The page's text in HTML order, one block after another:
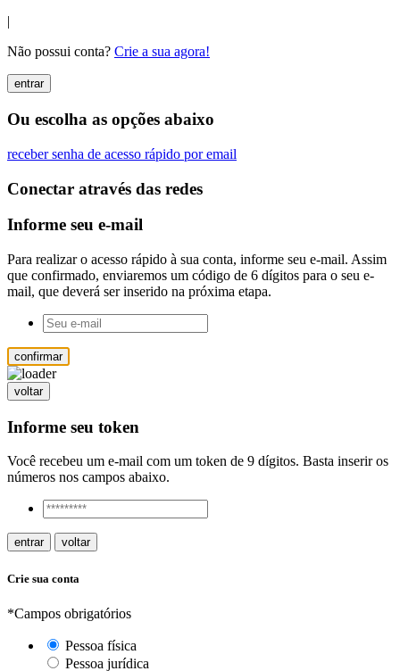
|
Não possui conta? Crie a sua agora!
entrar
Ou escolha as opções abaixo
receber senha de acesso rápido por email
Conectar através das redes
Informe seu e-mail
Para realizar o acesso rápido à sua conta, informe seu e-mail. Assim
que confirmado, enviaremos um código de 6 dígitos para o seu e-
mail, que deverá ser inserido na próxima etapa.
confirmar
voltar
Informe seu token
Você recebeu um e-mail com um token de 9 dígitos. Basta inserir os
números nos campos abaixo.
entrar voltar
Crie sua conta
*Campos obrigatórios
Pessoa física
Pessoa jurídica